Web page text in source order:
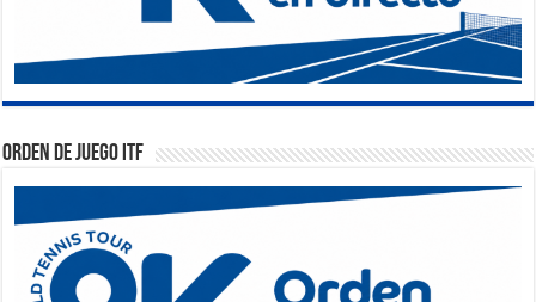
Orden de Juego ITF